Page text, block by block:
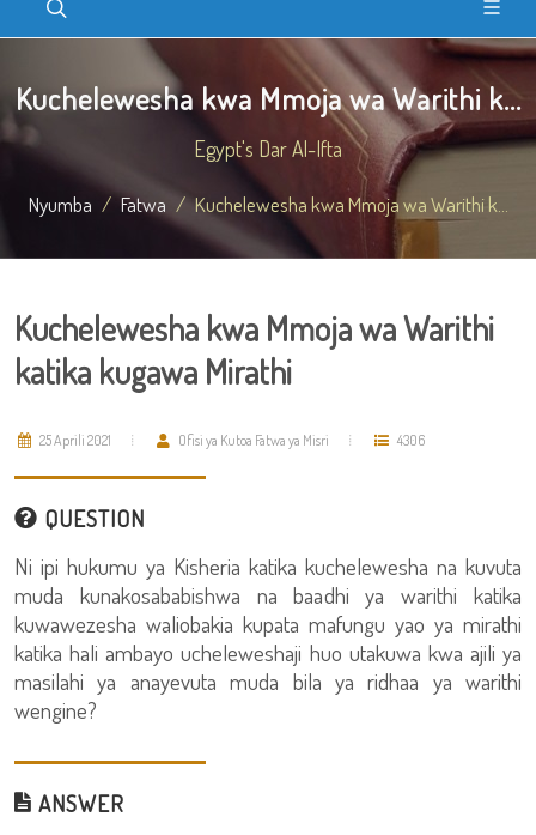
Kuchelewesha kwa Mmoja wa Warithi k...
Egypt's Dar Al-Ifta
Nyumba Fatwa Kuchelewesha kwa Mmoja wa Warithi k...
Kuchelewesha kwa Mmoja wa Warithi
katika kugawa Mirathi
25 Aprili 2021 Ofisi ya Kutoa Fatwa ya Misri 4306
QUESTION
Ni ipi hukumu ya Kisheria katika kuchelewesha na kuvuta
muda kunakosababishwa na baadhi ya warithi katika
kuwawezesha waliobakia kupata mafungu yao ya mirathi
katika hali ambayo ucheleweshaji huo utakuwa kwa ajili ya
masilahi ya anayevuta muda bila ya ridhaa ya warithi
wengine?
ANSWER